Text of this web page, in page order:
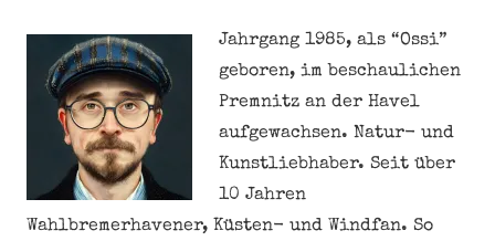
Jahrgang 1985, als “Ossi”
geboren, im beschaulichen
Premnitz an der Havel
aufgewachsen. Natur- und
Kunstliebhaber. Seit über
10 Jahren
Wahlbremerhavener, Küsten- und Windfan. So